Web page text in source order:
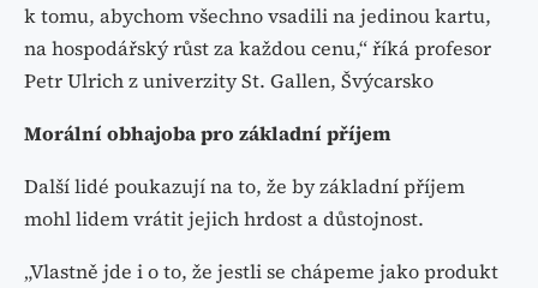
k tomu, abychom všechno vsadili na jedinou kartu,
na hospodářský růst za každou cenu,“ říká profesor
Petr Ulrich z univerzity St. Gallen, Švýcarsko
Morální obhajoba pro základní příjem
Další lidé poukazují na to, že by základní příjem
mohl lidem vrátit jejich hrdost a důstojnost.
„Vlastně jde i o to, že jestli se chápeme jako produkt